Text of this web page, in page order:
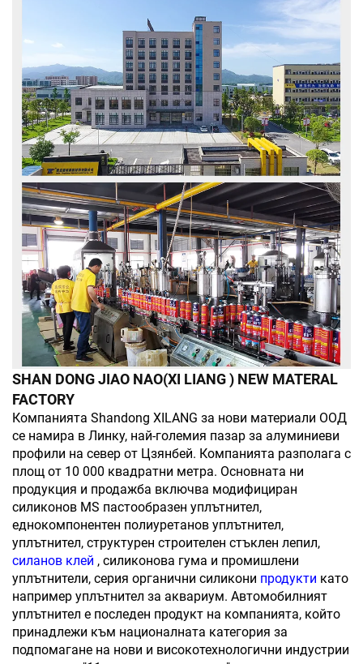
SHAN DONG JIAO NAO(XI LIANG ) NEW MATERAL
FACTORY
Компанията Shandong XILANG за нови материали ООД
се намира в Линку, най-големия пазар за алуминиеви
профили на север от Цзянбей. Компанията разполага с
площ от 10 000 квадратни метра. Основната ни
продукция и продажба включва модифициран
силиконов MS пастообразен уплътнител,
еднокомпонентен полиуретанов уплътнител,
уплътнител, структурен строителен стъклен лепил,
силанов клей , силиконова гума и промишлени
уплътнители, серия органични силикони продукти като
например уплътнител за аквариум. Автомобилният
уплътнител е последен продукт на компанията, който
принадлежи към националната категория за
подпомагане на нови и високотехнологични индустрии